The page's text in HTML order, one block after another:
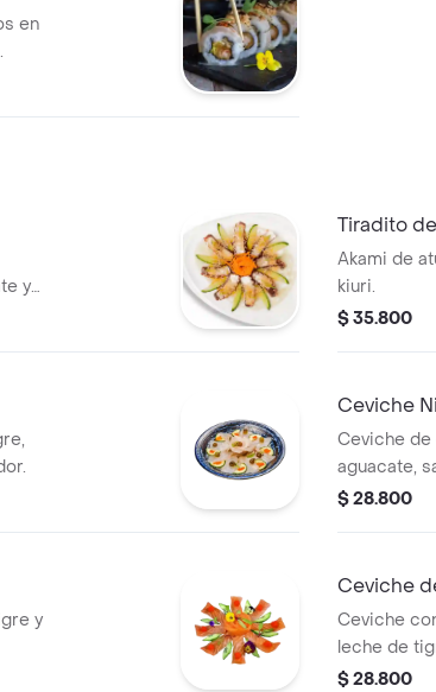
en
y
Tiradito
Akami de
kiuri.
$ 35.800
Ceviche
Ceviche de
aguacate,
$ 28.800
y
Ceviche
Ceviche
leche de
$ 28.800